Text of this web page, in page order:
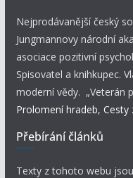
Nejprodávanější český
Jungmannovy národní
asociace pozitivní
Spisovatel a knihkupec.
moderní vědy. „Veterán
Prolomení hradeb, Cesty
Přebírání článků
Texty z tohoto webu